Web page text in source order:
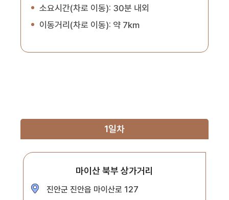
소요시간(차로 이동): 30분 내외
이동거리(차로 이동): 약 7km
1일차
마이산 북부 상가거리
진안군 진안읍 마이산로 127